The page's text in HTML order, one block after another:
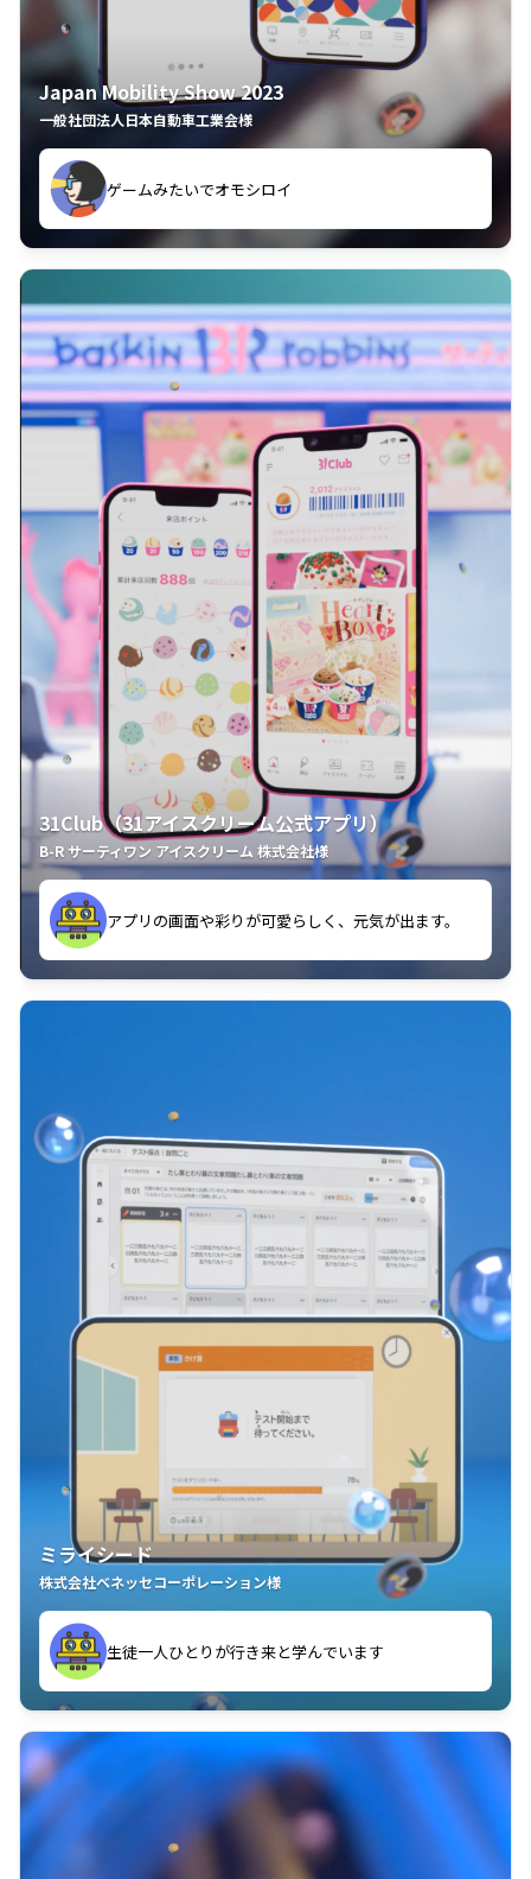
Japan Mobility Show 2023
一般社団法人日本自動車工業会様
ゲームみたいでオモシロイ
久々のモーターショーがアプリでもっと楽しめました
31Club（31アイスクリーム公式アプリ）
B-R サーティワン アイスクリーム 株式会社様
アプリの画面や彩りが可愛らしく、元気が出ます。
クラスごとに特典があるようなので使うのが楽しいで
す。
ミライシード
株式会社ベネッセコーポレーション様
生徒一人ひとりが行き来と学んでいます
教室中の児童生徒が「問題が解けてうれしい」「解く
ことが楽しい」を実感しています